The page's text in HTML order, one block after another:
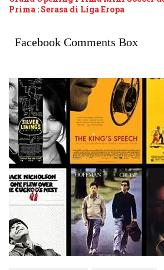
Prima : Serasa di Liga Eropa
Facebook Comments Box